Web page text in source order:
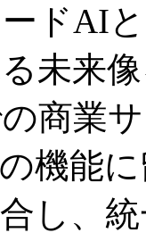
ドAI
未来
商業
機能
し、